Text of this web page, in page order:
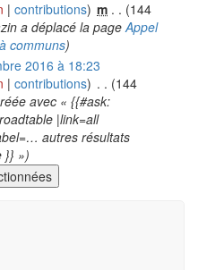
| contributions) ‎m . . (144
a déplacé la pageAppel
communs)
2016 à 18:23
| contributions) . . (144
avec « {{#ask:
|link=all
autres résultats
}} »)